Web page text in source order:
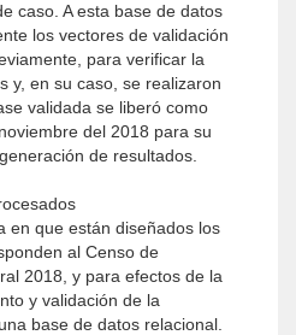
caso. A esta base de datos
los vectores de validación
para verificar la
y, en su caso, se realizaron
validada se liberó como
del 2018 para su
de resultados.
en que están diseñados los
al Censo de
2018, y para efectos de la
y validación de la
base de datos relacional.